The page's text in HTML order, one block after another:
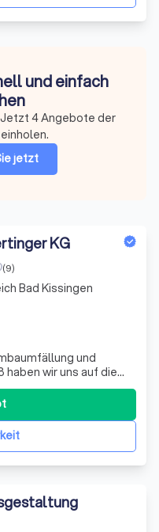
und einfach
4 Angebote der
jetzt
KG
(9)
und
wir uns auf die
spezialisiert. Als
Wert auf
Lösungen. Unsere
tre
Bad Kissingen